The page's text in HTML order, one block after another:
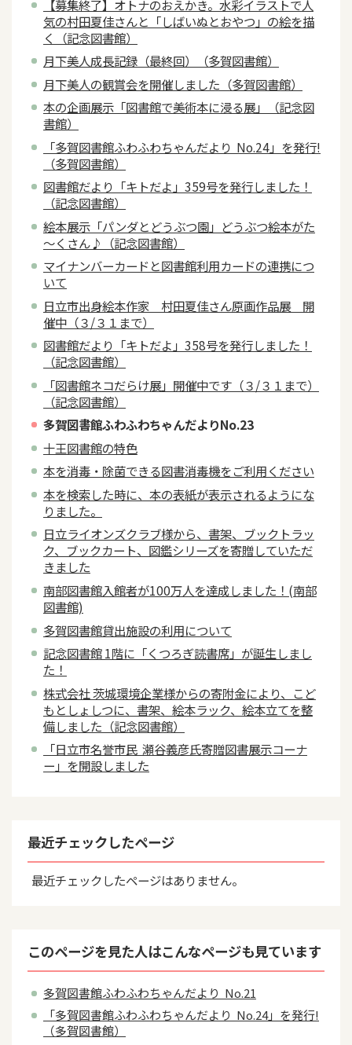
【募集終了】オトナのおえかき。水彩イラストで人
気の村田夏佳さんと「しばいぬとおやつ」の絵を描
く（記念図書館）
月下美人成長記録（最終回）（多賀図書館）
月下美人の観賞会を開催しました（多賀図書館）
本の企画展示「図書館で美術本に浸る展」（記念図
書館）
「多賀図書館ふわふわちゃんだより No.24」を発行!
（多賀図書館）
図書館だより「キトだよ」359号を発行しました！
（記念図書館）
絵本展示「パンダとどうぶつ園」どうぶつ絵本がた
～くさん♪（記念図書館）
マイナンバーカードと図書館利用カードの連携につ
いて
日立市出身絵本作家 村田夏佳さん原画作品展 開
催中（３/３１まで）
図書館だより「キトだよ」358号を発行しました！
（記念図書館）
「図書館ネコだらけ展」開催中です（３/３１まで）
（記念図書館）
多賀図書館ふわふわちゃんだよりNo.23
十王図書館の特色
本を消毒・除菌できる図書消毒機をご利用ください
本を検索した時に、本の表紙が表示されるようにな
りました。
日立ライオンズクラブ様から、書架、ブックトラッ
ク、ブックカート、図鑑シリーズを寄贈していただ
きました
南部図書館入館者が100万人を達成しました！(南部
図書館)
多賀図書館貸出施設の利用について
記念図書館 1階に「くつろぎ読書席」が誕生しまし
た！
株式会社 茨城環境企業様からの寄附金により、こど
もとしょしつに、書架、絵本ラック、絵本立てを整
備しました（記念図書館）
「日立市名誉市民 瀬谷義彦氏寄贈図書展示コーナ
ー」を開設しました
最近チェックしたページ
最近チェックしたページはありません。
このページを見た人はこんなページも見ています
多賀図書館ふわふわちゃんだより No.21
「多賀図書館ふわふわちゃんだより No.24」を発行!
（多賀図書館）